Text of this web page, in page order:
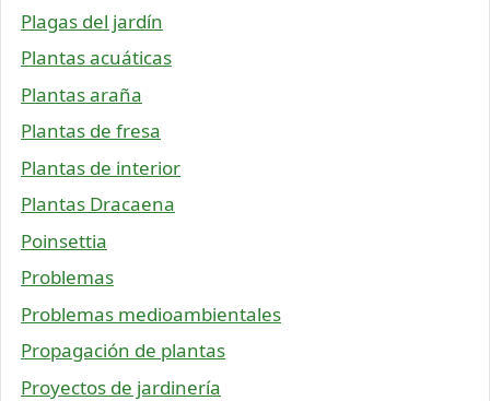
Plagas del jardín
Plantas acuáticas
Plantas araña
Plantas de fresa
Plantas de interior
Plantas Dracaena
Poinsettia
Problemas
Problemas medioambientales
Propagación de plantas
Proyectos de jardinería